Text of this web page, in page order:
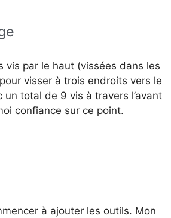
vis par le haut (vissées dans les
visser à trois endroits vers le
total de 9 vis à travers l’avant
confiance sur ce point.
à ajouter les outils. Mon